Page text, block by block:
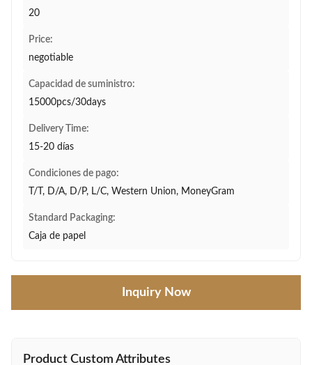
20
Price:
negotiable
Capacidad de suministro:
15000pcs/30days
Delivery Time:
15-20 días
Condiciones de pago:
T/T, D/A, D/P, L/C, Western Union, MoneyGram
Standard Packaging:
Caja de papel
Inquiry Now
Product Custom Attributes